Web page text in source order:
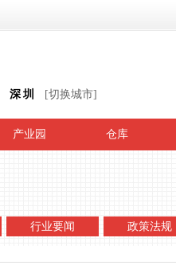
深圳 [切换城市]
产业园 仓库
行业要闻 政策法规